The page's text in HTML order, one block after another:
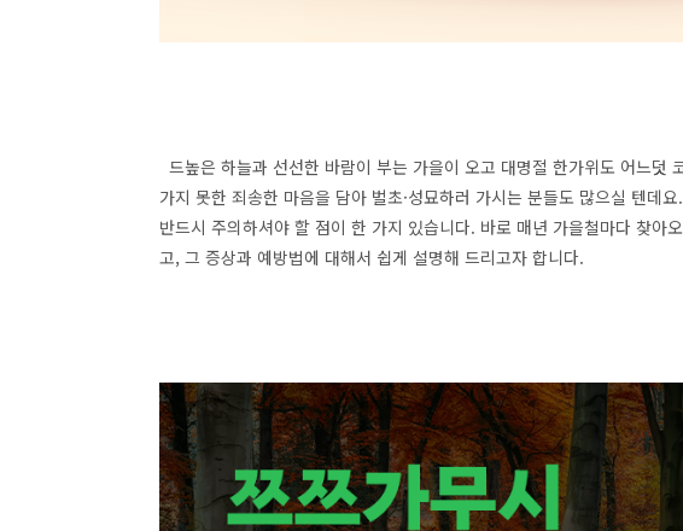
드높은 하늘과 선선한 바람이 부는 가을이 오고 대명절 한가위도 어느덧
가지 못한 죄송한 마음을 담아 벌초·성묘하러 가시는 분들도 많으실 텐데요.
반드시 주의하셔야 할 점이 한 가지 있습니다. 바로 매년 가을철마다 찾아
고, 그 증상과 예방법에 대해서 쉽게 설명해 드리고자 합니다.